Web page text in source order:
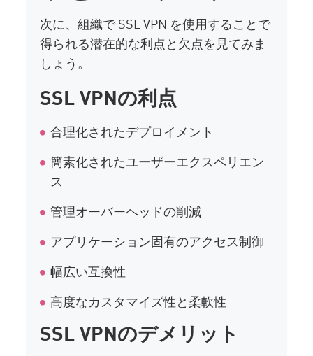
次に、組織で SSL VPN を使用することで
得られる潜在的な利点と欠点を見てみま
しょう。
SSL VPNの利点
合理化されたデプロイメント
簡素化されたユーザーエクスペリエン
ス
管理オーバーヘッドの削減
アプリケーション固有のアクセス制御
幅広い互換性
高度なカスタマイズ性と柔軟性
SSL VPNのデメリット